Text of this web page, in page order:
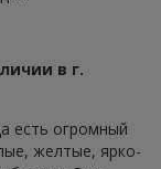
в г.
есть огромный
желтые, ярко-